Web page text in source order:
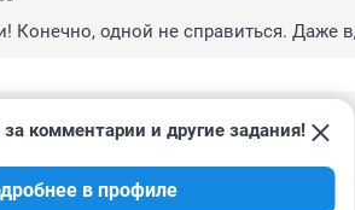
Конечно, одной не справиться. Даже
труп
комментарии и другие задания!
в профиле